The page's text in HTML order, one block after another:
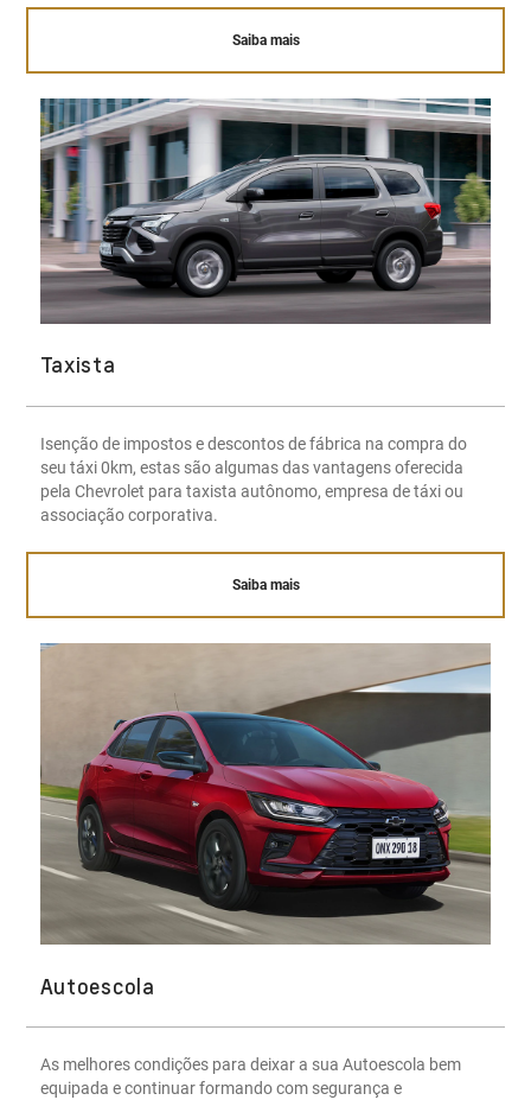
Saiba mais
Taxista
Isenção de impostos e descontos de fábrica na compra do
seu táxi 0km, estas são algumas das vantagens oferecida
pela Chevrolet para taxista autônomo, empresa de táxi ou
associação corporativa.
Saiba mais
Autoescola
As melhores condições para deixar a sua Autoescola bem
equipada e continuar formando com segurança e